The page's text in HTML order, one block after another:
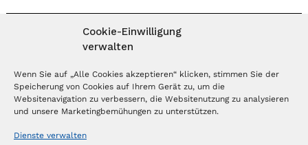
Cookie-Einwilligung
verwalten
Wenn Sie auf „Alle Cookies akzeptieren“ klicken, stimmen Sie der
Speicherung von Cookies auf Ihrem Gerät zu, um die
Websitenavigation zu verbessern, die Websitenutzung zu analysieren
und unsere Marketingbemühungen zu unterstützen.
Dienste verwalten
MAGAZIN ABONNIEREN
Abonnieren